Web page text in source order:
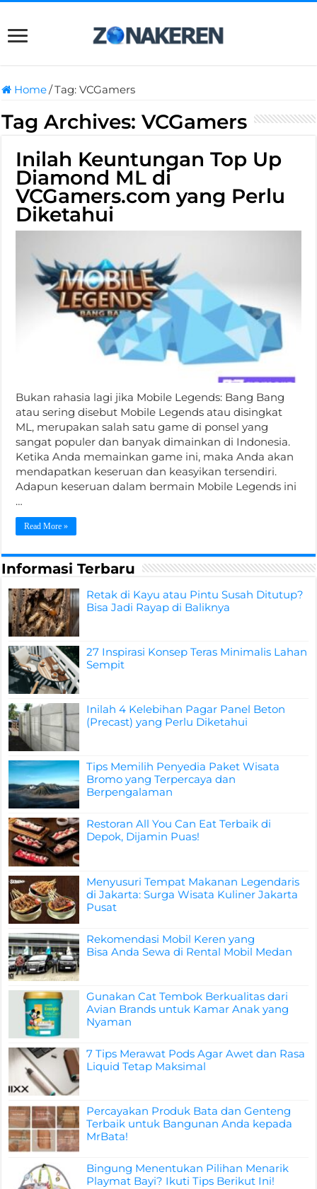
Home/Tag:VCGamers
Tag Archives:VCGamers
Inilah Keuntungan Top Up
Diamond ML di
VCGamers.com yang Perlu
Diketahui
Bukan rahasia lagi jika Mobile Legends: Bang Bang
atau sering disebut Mobile Legends atau disingkat
ML, merupakan salah satu game di ponsel yang
sangat populer dan banyak dimainkan di Indonesia.
Ketika Anda memainkan game ini, maka Anda akan
mendapatkan keseruan dan keasyikan tersendiri.
Adapun keseruan dalam bermain Mobile Legends ini
…
Read More »
Informasi Terbaru
Retak di Kayu atau Pintu Susah Ditutup?
Bisa Jadi Rayap di Baliknya
27 Inspirasi Konsep Teras Minimalis Lahan
Sempit
Inilah 4 Kelebihan Pagar Panel Beton
(Precast) yang Perlu Diketahui
Tips Memilih Penyedia Paket Wisata
Bromo yang Terpercaya dan
Berpengalaman
Restoran All You Can Eat Terbaik di
Depok, Dijamin Puas!
Menyusuri Tempat Makanan Legendaris
di Jakarta: Surga Wisata Kuliner Jakarta
Pusat
Rekomendasi Mobil Keren yang
Bisa Anda Sewa di Rental Mobil Medan
Gunakan Cat Tembok Berkualitas dari
Avian Brands untuk Kamar Anak yang
Nyaman
7 Tips Merawat Pods Agar Awet dan Rasa
Liquid Tetap Maksimal
Percayakan Produk Bata dan Genteng
Terbaik untuk Bangunan Anda kepada
MrBata!
Bingung Menentukan Pilihan Menarik
Playmat Bayi? Ikuti Tips Berikut Ini!